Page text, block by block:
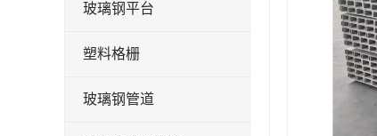
玻璃钢平台
塑料格栅
玻璃钢管道